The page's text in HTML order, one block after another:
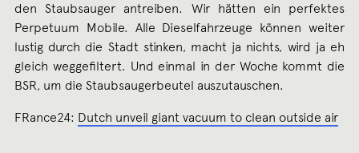
den Staubsauger antreiben. Wir hätten ein perfektes
Perpetuum Mobile. Alle Dieselfahrzeuge können weiter
lustig durch die Stadt stinken, macht ja nichts, wird ja eh
gleich weggefiltert. Und einmal in der Woche kommt die
BSR, um die Staubsaugerbeutel auszutauschen.
FRance24: Dutch unveil giant vacuum to clean outside air